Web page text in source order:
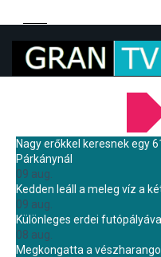
Nagy erőkkel keresnek egy
Párkánynál
09 aug.
Kedden leáll a meleg víz a
09 aug.
Különleges erdei
08 aug.
Megkongatta a